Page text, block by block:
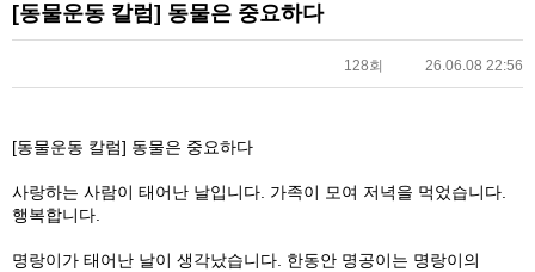
[동물운동 칼럼] 동물은 중요하다
128회 26.06.08 22:56
[동물운동 칼럼] 동물은 중요하다
사랑하는 사람이 태어난 날입니다. 가족이 모여 저녁을 먹었습니다.
행복합니다.
명랑이가 태어난 날이 생각났습니다. 한동안 명공이는 명랑이의